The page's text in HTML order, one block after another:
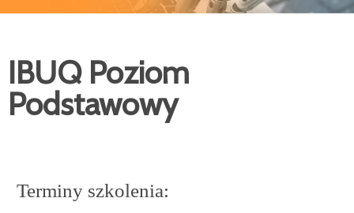
IBUQ Poziom
Podstawowy
Terminy szkolenia: